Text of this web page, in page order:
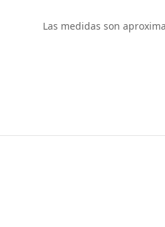
Las medidas son